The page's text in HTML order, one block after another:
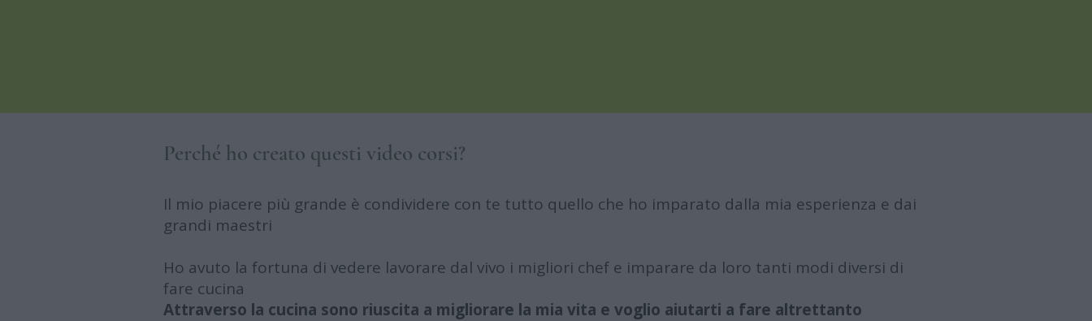
Perché ho creato questi video corsi?
Il mio piacere più grande è condividere con te tutto quello che ho imparato dalla mia esperienza e dai
grandi maestri
Ho avuto la fortuna di vedere lavorare dal vivo i migliori chef e imparare da loro tanti modi diversi di
fare cucina
Attraverso la cucina sono riuscita a migliorare la mia vita e voglio aiutarti a fare altrettanto